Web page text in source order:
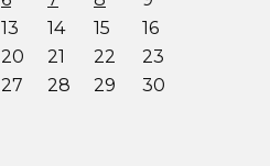
13 14 15
16
20 21 22
23
27 28 29
30